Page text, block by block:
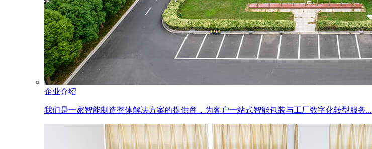
企业介绍
我们是一家智能制造整体解决方案的提供商，为客户一站式智能包装与工厂数字化转型服务...